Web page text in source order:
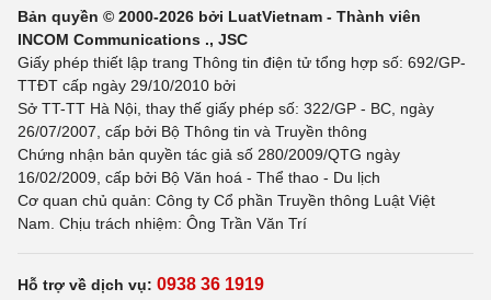
Bản quyền © 2000-2026 bởi LuatVietnam - Thành viên
INCOM Communications ., JSC
Giấy phép thiết lập trang Thông tin điện tử tổng hợp số: 692/GP-
TTĐT cấp ngày 29/10/2010 bởi
Sở TT-TT Hà Nội, thay thế giấy phép số: 322/GP - BC, ngày
26/07/2007, cấp bởi Bộ Thông tin và Truyền thông
Chứng nhận bản quyền tác giả số 280/2009/QTG ngày
16/02/2009, cấp bởi Bộ Văn hoá - Thể thao - Du lịch
Cơ quan chủ quản: Công ty Cổ phần Truyền thông Luật Việt
Nam. Chịu trách nhiệm: Ông Trần Văn Trí
Hỗ trợ về dịch vụ: 0938 36 1919